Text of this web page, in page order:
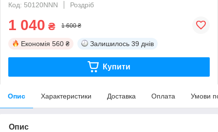
Код: 50120NNN
Роздріб
1 040 ₴ 1 600 ₴
Економія 560 ₴ Залишилось 39 днів
Купити
Опис Характеристики Доставка Оплата Умови
Опис